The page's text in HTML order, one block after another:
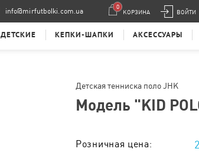
info@mirfutbolki.com.ua ВОЙТИ
0
КОРЗИНА
ДЕТСКИЕ КЕПКИ-ШАПКИ АКСЕССУАРЫ
Детская тенниска поло JHK
Модель "KID
Розничная цена: